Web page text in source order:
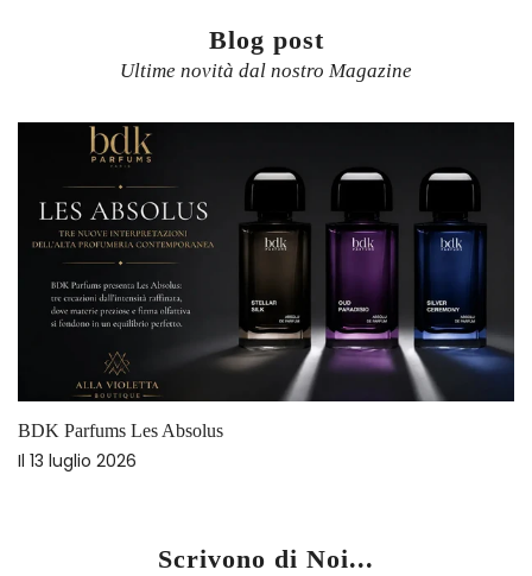
Blog post
Ultime novità dal nostro Magazine
BDK Parfums Les Absolus
Il 13 luglio 2026
Scrivono di Noi...